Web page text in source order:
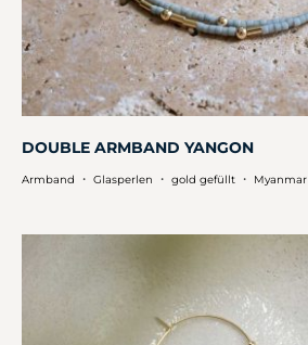
DOUBLE ARMBAND YANGON
Armband ・ Glasperlen ・ gold gefüllt ・ Myanmar